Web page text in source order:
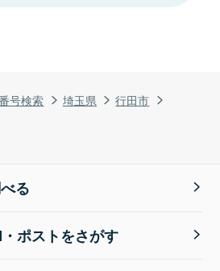
号検索 埼玉県
行田市
る
ポストをさがす